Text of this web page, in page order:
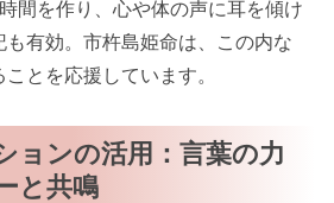
間を作り、心や体の声に耳を傾け
も有効。市杵島姫命は、この内な
とを応援しています。
ョンの活用：言葉の力
と共鳴